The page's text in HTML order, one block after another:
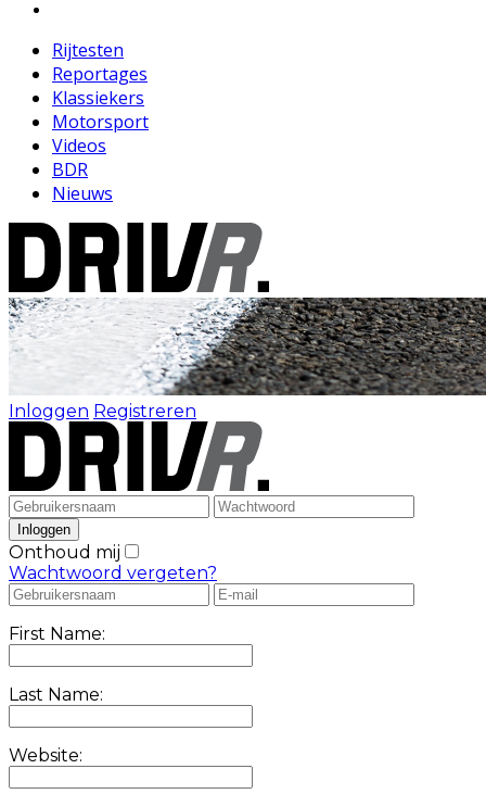
Rijtesten
Reportages
Klassiekers
Motorsport
Videos
BDR
Nieuws
Inloggen Registreren
Onthoud mij
Wachtwoord vergeten?
First Name:
Last Name:
Website: